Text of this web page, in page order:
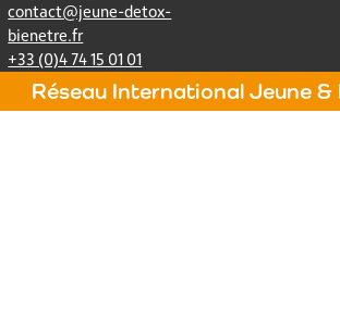
contact@jeune-detox-
bienetre.fr
+33 (0)4 74 15 01 01
Réseau International Jeune